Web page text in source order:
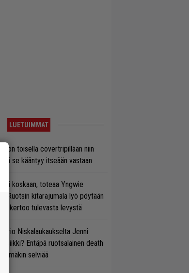
LUETUIMMAT
on toisella covertripillään niin
se kääntyy itseään vastaan
ei koskaan, toteaa Yngwie
– Ruotsin kitarajumala lyö pöytään
ja kertoo tulevasta levystä
Trio Niskalaukaukselta Jenni
Entäpä ruotsalainen death
tämäkin selviää